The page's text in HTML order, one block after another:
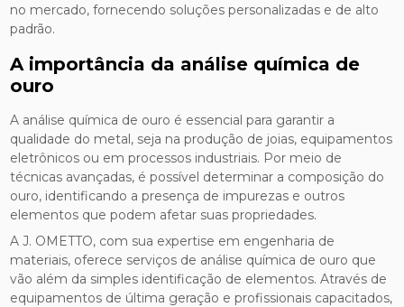
no mercado, fornecendo soluções personalizadas e de alto
padrão.
A importância da análise química de
ouro
A análise química de ouro é essencial para garantir a
qualidade do metal, seja na produção de joias, equipamentos
eletrônicos ou em processos industriais. Por meio de
técnicas avançadas, é possível determinar a composição do
ouro, identificando a presença de impurezas e outros
elementos que podem afetar suas propriedades.
A J. OMETTO, com sua expertise em engenharia de
materiais, oferece serviços de análise química de ouro que
vão além da simples identificação de elementos. Através de
equipamentos de última geração e profissionais capacitados,